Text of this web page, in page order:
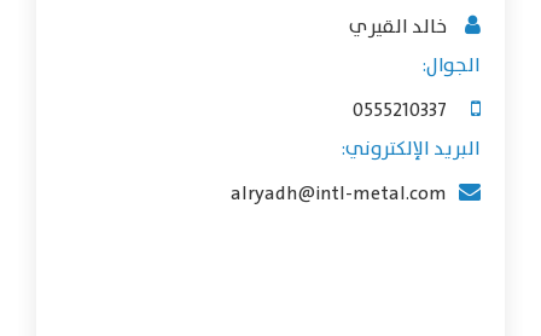
خالد القيري
الجوال:
البريد الإلكتروني:
alryadh@intl-metal.com